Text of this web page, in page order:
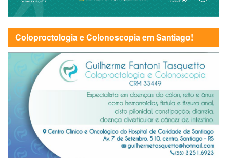
Coloproctologia e Colonoscopia em Santiago!